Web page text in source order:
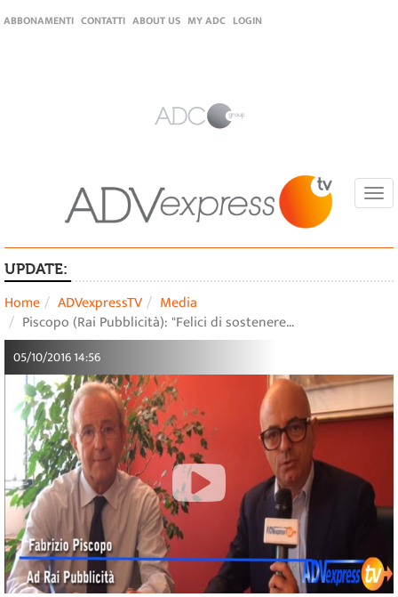
ABBONAMENTI CONTATTI ABOUT US MY ADC LOGIN
UPDATE:
Home ADVexpressTV
Media
Piscopo (Rai Pubblicità): "Felici di sostenere…
05/10/2016 14:56